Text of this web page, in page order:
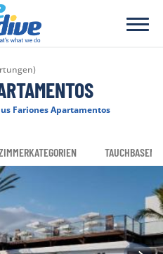
Fariones Apartamentos
TAUCHBASEN